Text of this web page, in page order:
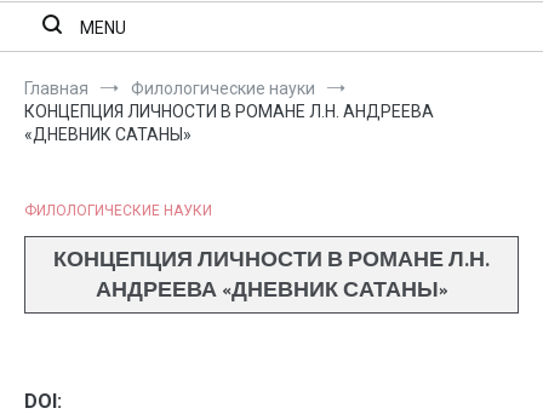
MENU
Главная
Филологические науки
КОНЦЕПЦИЯ ЛИЧНОСТИ В РОМАНЕ Л.Н. АНДРЕЕВА
«ДНЕВНИК САТАНЫ»
ФИЛОЛОГИЧЕСКИЕ НАУКИ
КОНЦЕПЦИЯ ЛИЧНОСТИ В РОМАНЕ Л.Н.
АНДРЕЕВА «ДНЕВНИК САТАНЫ»
DOI: